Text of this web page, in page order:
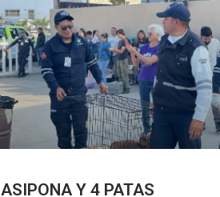
ASIPONA Y 4 PATAS